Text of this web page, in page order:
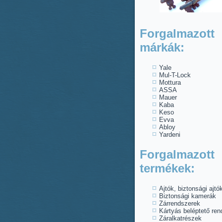
Forgalmazott
márkák:
Yale
Mul-T-Lock
Mottura
ASSA
Mauer
Kaba
Keso
Evva
Abloy
Yardeni
Forgalmazott
termékek:
Ajtók, biztonsági
Biztonsági kamerák
Zárrendszerek
Kártyás beléptető
Záralkatrészek